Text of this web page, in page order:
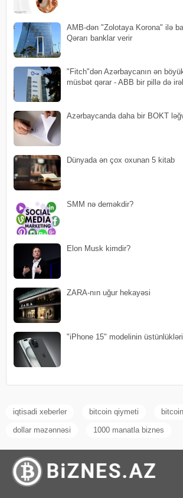
AMB-dən "Zolotaya Korona" ilə
Qərarı banklar verir
"Fitch"dən Azərbaycanın ən
müsbət qərar - ABB bir pillə də
Azərbaycanda daha bir BOKT
Dünyada ən çox oxunan 5 kitab
SMM nə deməkdir?
Elon Musk kimdir?
ZARA-nın uğur hekayəsi
"iPhone 15" modelinin üstünlükləri
iqtisadi xeberler bitcoin qiymeti bitcoin
dollar məzənnəsi 1000 manatla biznes